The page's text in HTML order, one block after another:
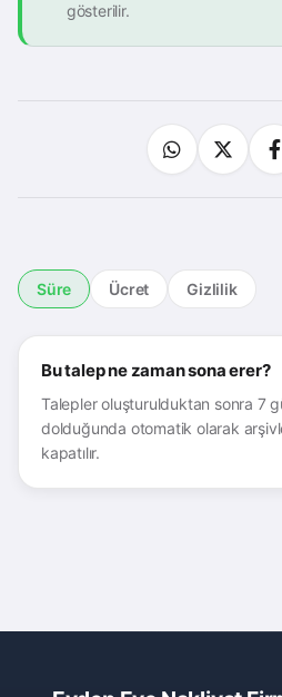
gösterilir.
Süre Ücret Gizlilik
Bu talep ne zaman sona erer?
Talepler oluşturulduktan sonra 7
dolduğunda otomatik olarak
kapatılır.